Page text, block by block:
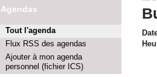
Agendas
Tout l'agenda
Flux RSS des agendas
Ajouter à mon agenda
personnel (fichier ICS)